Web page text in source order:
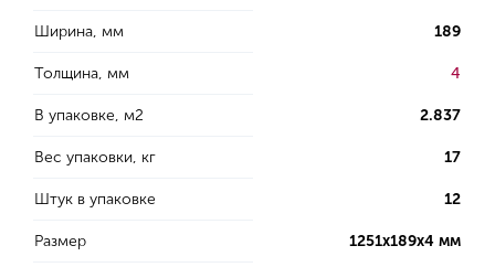
Ширина, мм 189
Толщина, мм 4
В упаковке, м2 2.837
Вес упаковки, кг 17
Штук в упаковке 12
Размер 1251х189х4 мм